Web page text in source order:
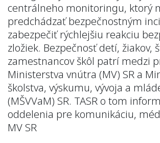
centrálneho monitoringu, ktorý
predchádzať bezpečnostným
zabezpečiť rýchlejšiu reakciu
zložiek. Bezpečnosť detí, žiakov,
zamestnancov škôl patrí medzi
Ministerstva vnútra (MV) SR a
školstva, výskumu, vývoja a
(MŠVVaM) SR. TASR o tom
oddelenia pre komunikáciu,
MV SR